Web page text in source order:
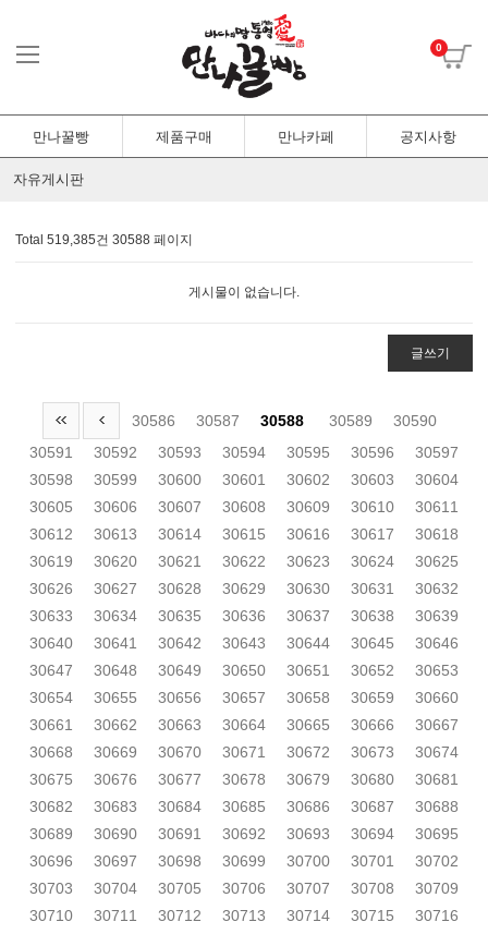
0
만나꿀빵 제품구매 만나카페 공지사항
자유게시판
Total 519,385건 30588 페이지
게시물이 없습니다.
글쓰기
30586 30587 30588 30589
30590
30591
30592 30593 30594 30595 30596
30597
30598
30599 30600 30601 30602 30603
30604
30605
30606 30607 30608 30609 30610
30611
30612
30613 30614 30615 30616 30617
30618
30619
30620 30621 30622 30623 30624
30625
30626
30627 30628 30629 30630 30631
30632
30633
30634 30635 30636 30637 30638
30639
30640
30641 30642 30643 30644 30645
30646
30647
30648 30649 30650 30651 30652
30653
30654
30655 30656 30657 30658 30659
30660
30661
30662 30663 30664 30665 30666
30667
30668
30669 30670 30671 30672 30673
30674
30675
30676 30677 30678 30679 30680
30681
30682
30683 30684 30685 30686 30687
30688
30689
30690 30691 30692 30693 30694
30695
30696
30697 30698 30699 30700 30701
30702
30703
30704 30705 30706 30707 30708
30709
30710
30711 30712 30713 30714 30715
30716